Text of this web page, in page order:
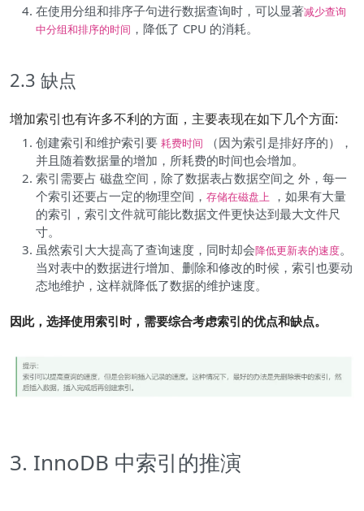
在使用分组和排序子句进行数据查询时，可以显著减少查询
中分组和排序的时间 ，降低了 CPU 的消耗。
2.3 缺点
增加索引也有许多不利的方面，主要表现在如下几个方面:
创建索引和维护索引要 耗费时间
（因为索引是排好序的），
并且随着数据量的增加，所耗费的时间也会增加。
索引需要占 磁盘空间，除了数据表占数据空间之 外，每一
个索引还要占一定的物理空间， 存储在磁盘上
，如果有大量
的索引，索引文件就可能比数据文件更快达到最大文件尺
寸。
虽然索引大大提高了查询速度，同时却会降低更新表的速度。
当对表中的数据进行增加、删除和修改的时候，索引也要动
态地维护，这样就降低了数据的维护速度。
因此，选择使用索引时，需要综合考虑索引的优点和缺点。
3. InnoDB 中索引的推演